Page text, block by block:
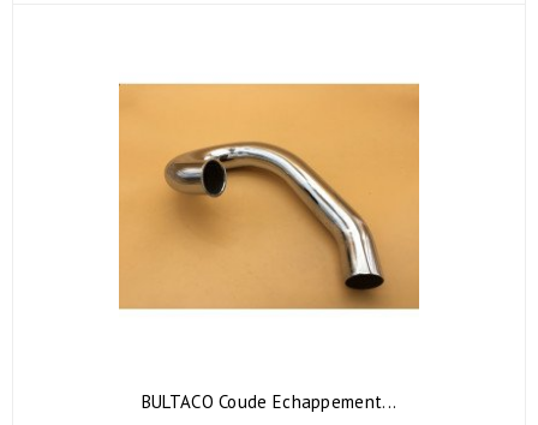
BULTACO Coude Echappement...